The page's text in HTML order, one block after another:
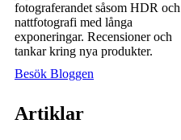
fotograferandet såsom HDR och
nattfotografi med långa
exponeringar. Recensioner och
tankar kring nya produkter.
Besök Bloggen
Artiklar